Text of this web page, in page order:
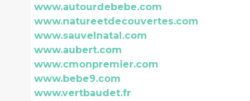
www.autourdebebe.com
www.natureetdecouvertes.com
www.sauvelnatal.com
www.aubert.com
www.cmonpremier.com
www.bebe9.com
www.vertbaudet.fr